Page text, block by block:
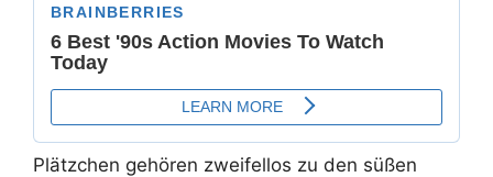
Plätzchen gehören zweifellos zu den süßen